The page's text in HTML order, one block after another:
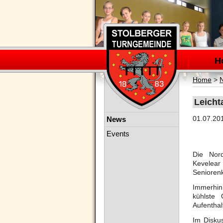
Navigation
Home>
Die
kühlste
Im
Navigation
News
Events